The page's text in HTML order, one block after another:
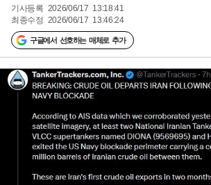
기사등록 2026/06/17 13:18:41
최종수정 2026/06/17 13:46:24
구글에서 선호하는 매체로 추가